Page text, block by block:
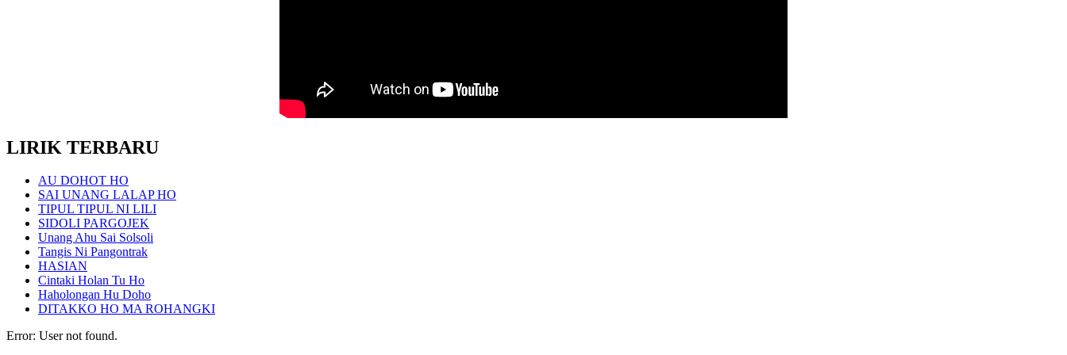
LIRIK TERBARU
AU DOHOT HO
SAI UNANG LALAP HO
TIPUL TIPUL NI LILI
SIDOLI PARGOJEK
Unang Ahu Sai Solsoli
Tangis Ni Pangontrak
HASIAN
Cintaki Holan Tu Ho
Haholongan Hu Doho
DITAKKO HO MA ROHANGKI
Error: User not found.